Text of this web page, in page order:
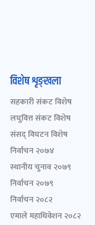
विशेष शृङ्खला
सहकारी संकट विशेष
लघुवित्त संकट विशेष
संसद् विघटन विशेष
निर्वाचन २०७४
स्थानीय चुनाव २०७९
निर्वाचन २०७९
निर्वाचन २०८२
एमाले महाधिवेशन २०८२